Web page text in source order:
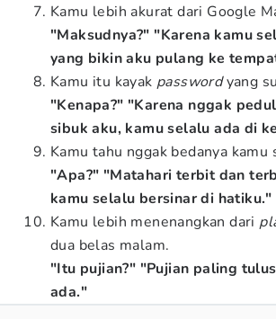
Kamu lebih akurat dari Google
"Maksudnya?" "Karena kamu
yang bikin aku pulang ke
Kamu itu kayak passwordyang
"Kenapa?" "Karena nggak
sibuk aku, kamu selalu ada di
Kamu tahu nggak bedanya kamu
"Apa?" "Matahari terbit dan
kamu selalu bersinar di hatiku."
Kamu lebih menenangkan dari
dua belas malam.
"Itu pujian?" "Pujian paling
ada."